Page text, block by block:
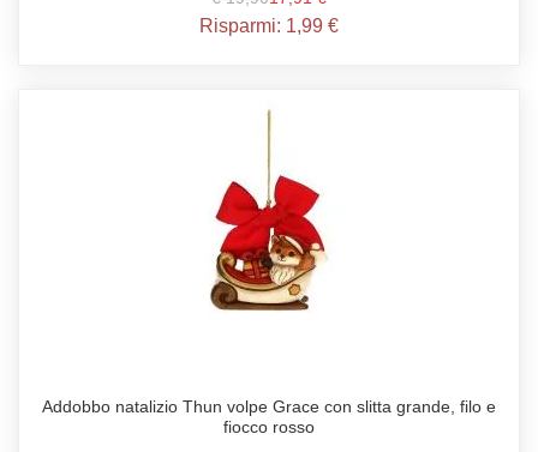
Risparmi: 1,99 €
Addobbo natalizio Thun volpe Grace con slitta grande, filo e
fiocco rosso